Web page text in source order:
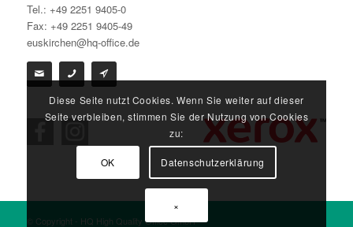
Tel.: +49 2251 9405-0
Fax: +49 2251 9405-49
euskirchen@hq-office.de
© Copyright - HQ High Quality Office GmbH
Diese Seite nutzt Cookies. Wenn Sie weiter auf dieser
Seite verbleiben, stimmen Sie der Nutzung von Cookies
zu:
OK Datenschutzerklärung
×